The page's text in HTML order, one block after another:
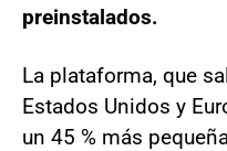
preinstalados.
La plataforma, que
Estados Unidos y
un 45 % más